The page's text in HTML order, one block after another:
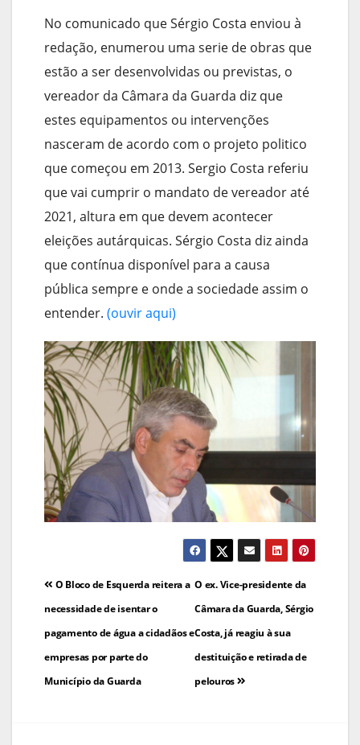
No comunicado que Sérgio Costa enviou à
redação, enumerou uma serie de obras que
estão a ser desenvolvidas ou previstas, o
vereador da Câmara da Guarda diz que
estes equipamentos ou intervenções
nasceram de acordo com o projeto politico
que começou em 2013. Sergio Costa referiu
que vai cumprir o mandato de vereador até
2021, altura em que devem acontecer
eleições autárquicas. Sérgio Costa diz ainda
que contínua disponível para a causa
pública sempre e onde a sociedade assim o
entender. (ouvir aqui)
Navegação
de
artigos
O ex. Vice-presidente da
Câmara da Guarda, Sérgio
Costa, já reagiu à sua
destituição e retirada de
pelouros
O Bloco de Esquerda reitera a
necessidade de isentar o
pagamento de água a cidadãos e
empresas por parte do
Município da Guarda